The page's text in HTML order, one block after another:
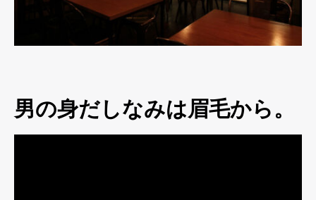
男の身だしなみは眉毛から。